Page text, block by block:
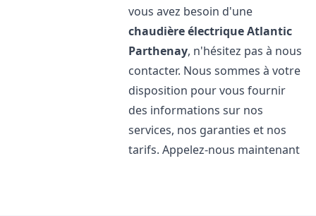
vous avez besoin d'une
chaudière électrique Atlantic
Parthenay, n'hésitez pas à nous
contacter. Nous sommes à votre
disposition pour vous fournir
des informations sur nos
services, nos garanties et nos
tarifs. Appelez-nous maintenant